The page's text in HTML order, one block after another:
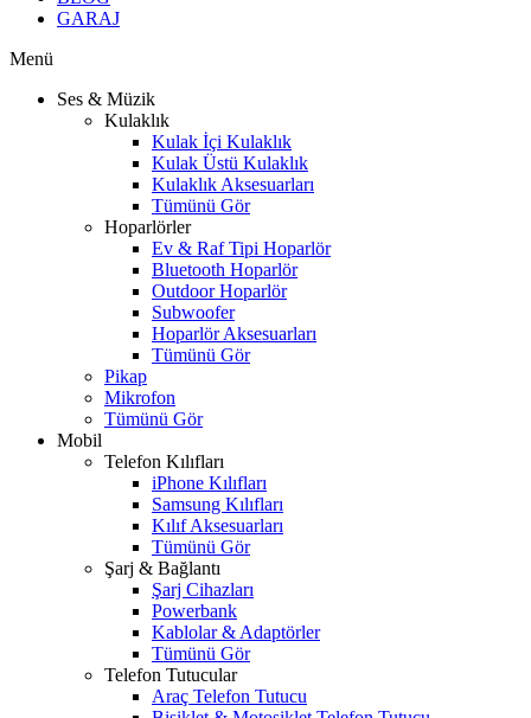
GARAJ
Menü
Ses & Müzik
Kulaklık
Kulak İçi Kulaklık
Kulak Üstü Kulaklık
Kulaklık Aksesuarları
Tümünü Gör
Hoparlörler
Ev & Raf Tipi Hoparlör
Bluetooth Hoparlör
Outdoor Hoparlör
Subwoofer
Hoparlör Aksesuarları
Tümünü Gör
Pikap
Mikrofon
Tümünü Gör
Mobil
Telefon Kılıfları
iPhone Kılıfları
Samsung Kılıfları
Kılıf Aksesuarları
Tümünü Gör
Şarj & Bağlantı
Şarj Cihazları
Powerbank
Kablolar & Adaptörler
Tümünü Gör
Telefon Tutucular
Araç Telefon Tutucu